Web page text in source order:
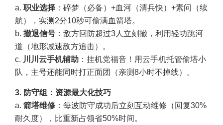
a. 职业选择 ：碎梦（必备）+血河（清兵快）+素问（续
航），实测2分10秒可偷满血箭塔。
b. 撤退信号 ：敌方回防超过3人立刻撤，利用轻功跳河
道（地形减速敌方追击）。
c. 川川云手机辅助 ：挂机党福音！用云手机托管偷塔小
队，主号还能同时打正面团（亲测8小时不掉线）。
3. 防守组：资源最大化技巧
a. 箭塔维修 ：每波防守成功后立刻互动维修（回复30%
耐久度），比重新占领省50%时间。